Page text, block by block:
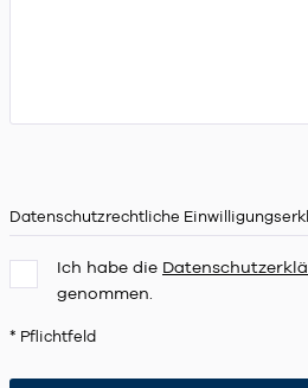
Datenschutzrechtliche
Ich habe die
genommen.
* Pflichtfeld